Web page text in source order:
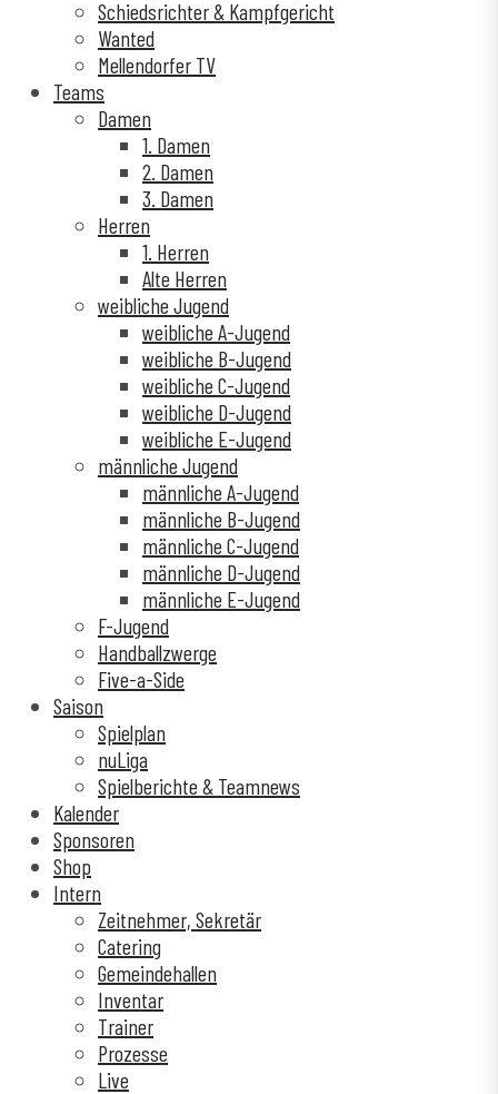
Schiedsrichter & Kampfgericht
Wanted
Mellendorfer TV
Teams
Damen
1. Damen
2. Damen
3. Damen
Herren
1. Herren
Alte Herren
weibliche Jugend
weibliche A-Jugend
weibliche B-Jugend
weibliche C-Jugend
weibliche D-Jugend
weibliche E-Jugend
männliche Jugend
männliche A-Jugend
männliche B-Jugend
männliche C-Jugend
männliche D-Jugend
männliche E-Jugend
F-Jugend
Handballzwerge
Five-a-Side
Saison
Spielplan
nuLiga
Spielberichte & Teamnews
Kalender
Sponsoren
Shop
Intern
Zeitnehmer, Sekretär
Catering
Gemeindehallen
Inventar
Trainer
Prozesse
Live